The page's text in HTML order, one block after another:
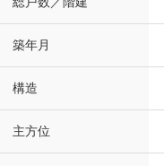
築年月
構造
主方位